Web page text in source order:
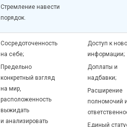
Стремление навести
порядок.
Сосредоточенность
на себе;
Предельно
конкретный взгляд
на мир,
расположенность
выжидать
и анализировать
Доступ к
информации;
Доплаты и
надбавки;
Расширение
полномочий
Единый